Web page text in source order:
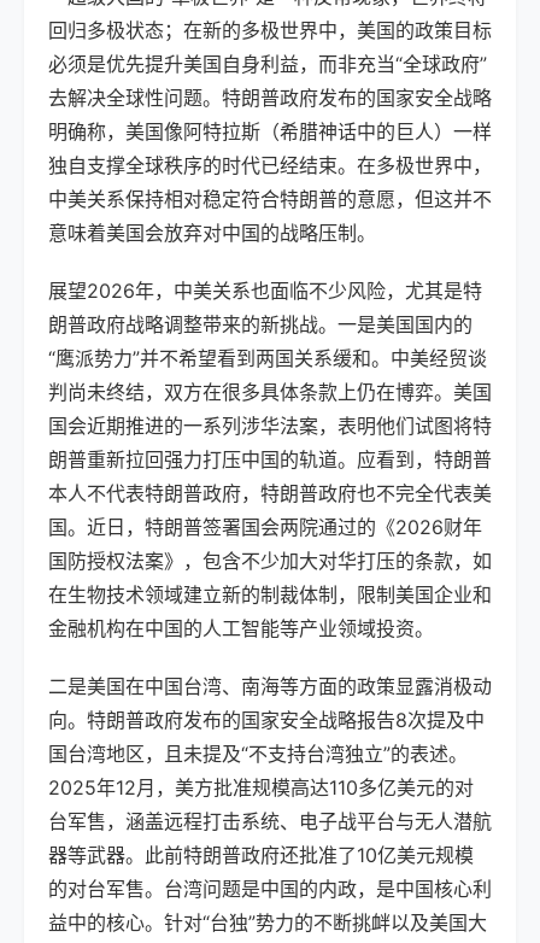
回归多极状态；在新的多极世界中，美国的政策目标
必须是优先提升美国自身利益，而非充当“全球政府”
去解决全球性问题。特朗普政府发布的国家安全战略
明确称，美国像阿特拉斯（希腊神话中的巨人）一样
独自支撑全球秩序的时代已经结束。在多极世界中，
中美关系保持相对稳定符合特朗普的意愿，但这并不
意味着美国会放弃对中国的战略压制。
展望2026年，中美关系也面临不少风险，尤其是特
朗普政府战略调整带来的新挑战。一是美国国内的
“鹰派势力”并不希望看到两国关系缓和。中美经贸谈
判尚未终结，双方在很多具体条款上仍在博弈。美国
国会近期推进的一系列涉华法案，表明他们试图将特
朗普重新拉回强力打压中国的轨道。应看到，特朗普
本人不代表特朗普政府，特朗普政府也不完全代表美
国。近日，特朗普签署国会两院通过的《2026财年
国防授权法案》，包含不少加大对华打压的条款，如
在生物技术领域建立新的制裁体制，限制美国企业和
金融机构在中国的人工智能等产业领域投资。
二是美国在中国台湾、南海等方面的政策显露消极动
向。特朗普政府发布的国家安全战略报告8次提及中
国台湾地区，且未提及“不支持台湾独立”的表述。
2025年12月，美方批准规模高达110多亿美元的对
台军售，涵盖远程打击系统、电子战平台与无人潜航
器等武器。此前特朗普政府还批准了10亿美元规模
的对台军售。台湾问题是中国的内政，是中国核心利
益中的核心。针对“台独”势力的不断挑衅以及美国大